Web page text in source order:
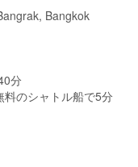
Bangkok
分
のシャトル船で5分